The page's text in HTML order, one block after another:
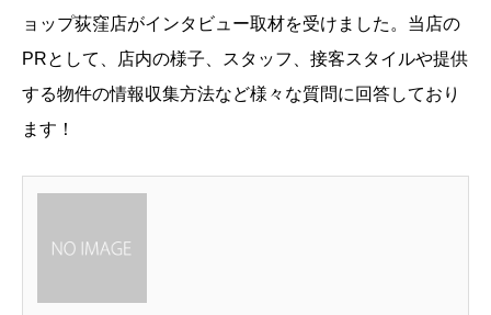
ョップ荻窪店がインタビュー取材を受けました。当店の
PRとして、店内の様子、スタッフ、接客スタイルや提供
する物件の情報収集方法など様々な質問に回答しており
ます！